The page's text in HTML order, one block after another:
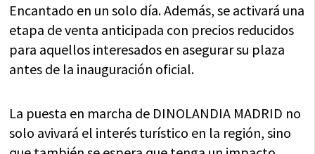
Encantado en un solo día. Además, se activará una
etapa de venta anticipada con precios reducidos
para aquellos interesados en asegurar su plaza
antes de la inauguración oficial.
La puesta en marcha de DINOLANDIA MADRID no
solo avivará el interés turístico en la región, sino